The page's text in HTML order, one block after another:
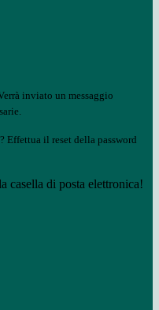
inviato un messaggio
Effettua il reset della password
casella di posta elettronica!